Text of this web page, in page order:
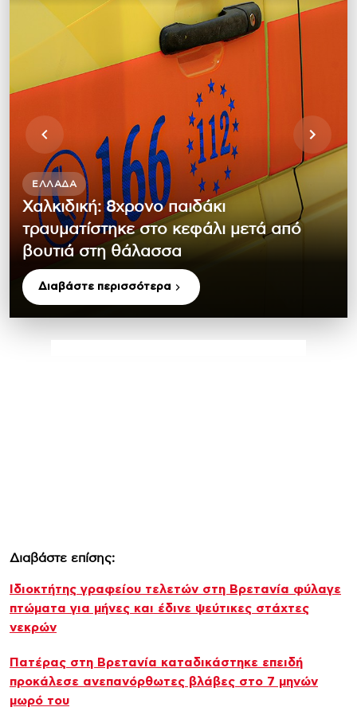
ΕΛΛΆΔΑ
Χαλκιδική: 8χρονο παιδάκι
τραυματίστηκε στο κεφάλι μετά από
βουτιά στη θάλασσα
Διαβάστε περισσότερα
Διαβάστε επίσης:
Ιδιοκτήτης γραφείου τελετών στη Βρετανία φύλαγε
πτώματα για μήνες και έδινε ψεύτικες στάχτες
νεκρών
Πατέρας στη Βρετανία καταδικάστηκε επειδή
προκάλεσε ανεπανόρθωτες βλάβες στο 7 μηνών
μωρό του